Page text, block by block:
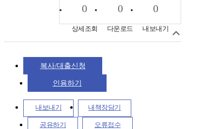
0
상세조회
0
다운로드
0
내보내기
복사/대출신청
인용하기
내보내기 내책장담기
공유하기 오류접수